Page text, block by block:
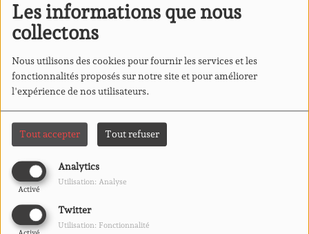
Les informations que nous
collectons
Nous utilisons des cookies pour fournir les services et les
fonctionnalités proposés sur notre site et pour améliorer
l'expérience de nos utilisateurs.
Tout accepter Tout refuser
Analytics
Activé
Utilisation: Analyse
Twitter
Utilisation: Fonctionnalité